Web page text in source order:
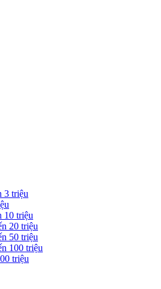
3 triệu
10 triệu
20 triệu
50 triệu
100 triệu
triệu